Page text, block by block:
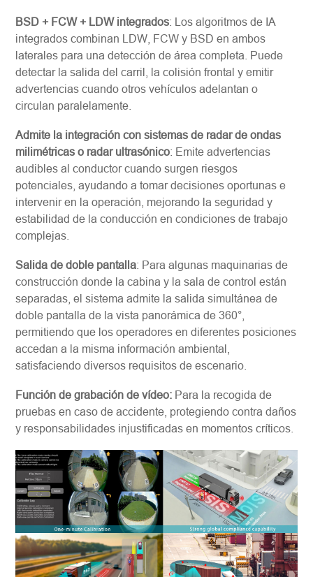
BSD + FCW + LDW integrados: Los algoritmos de IA
integrados combinan LDW, FCW y BSD en ambos
laterales para una detección de área completa. Puede
detectar la salida del carril, la colisión frontal y emitir
advertencias cuando otros vehículos adelantan o
circulan paralelamente.
Admite la integración con sistemas de radar de ondas
milimétricas o radar ultrasónico: Emite advertencias
audibles al conductor cuando surgen riesgos
potenciales, ayudando a tomar decisiones oportunas e
intervenir en la operación, mejorando la seguridad y
estabilidad de la conducción en condiciones de trabajo
complejas.
Salida de doble pantalla: Para algunas maquinarias de
construcción donde la cabina y la sala de control están
separadas, el sistema admite la salida simultánea de
doble pantalla de la vista panorámica de 360°,
permitiendo que los operadores en diferentes posiciones
accedan a la misma información ambiental,
satisfaciendo diversos requisitos de escenario.
Función de grabación de vídeo: Para la recogida de
pruebas en caso de accidente, protegiendo contra daños
y responsabilidades injustificadas en momentos críticos.